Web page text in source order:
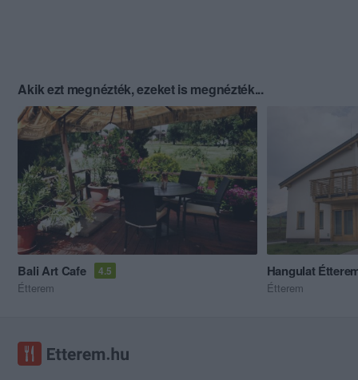
Akik ezt megnézték, ezeket is megnézték...
Bali Art Cafe 4.5
Étterem
Hangulat
Étterem